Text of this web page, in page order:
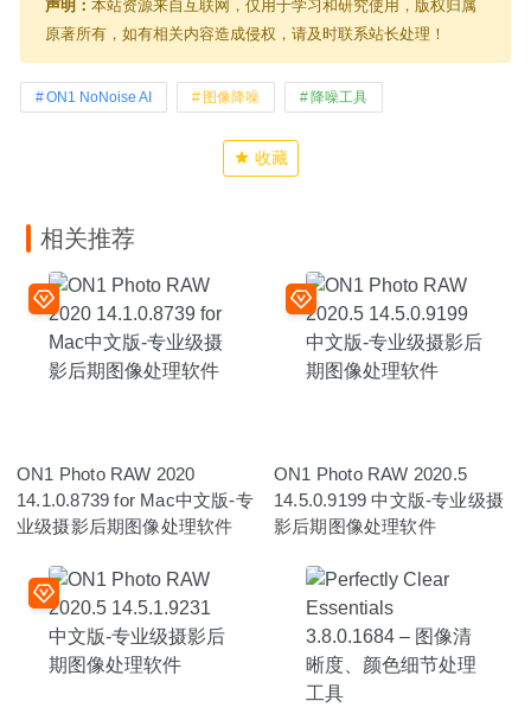
声明： 本站资源来自互联网，仅用于学习和研究使用，版权归属
原著所有，如有相关内容造成侵权，请及时联系站长处理！
ON1 NoNoise AI 图像降噪 降噪工具
收藏
相关推荐
ON1 Photo RAW 2020
14.1.0.8739 for Mac中文版-专
业级摄影后期图像处理软件
ON1 Photo RAW 2020.5
14.5.0.9199 中文版-专业级摄
影后期图像处理软件